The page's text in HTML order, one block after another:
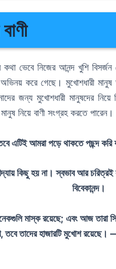
ভেবে নিজের আনন্দ খুশি
করে গেছে। মুখোশধারী
জন্য মুখোশধারী মানুষদের
নিয়ে বাণী সংগ্রহ করতে পারেন।
এটিই আমরা পড়ে থাকতে পছন্দ করি
কিছু হয় না। স্বভাব আর
বিবেকানন্দ।
মাস্ক রয়েছে; এবং আজ তারা
তবে তাদের হাজারটি মুখোশ রয়েছে।